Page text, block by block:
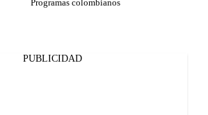
Programas colombianos
PUBLICIDAD